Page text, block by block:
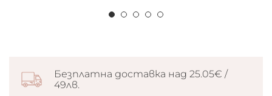
Безплатна доставка над 25.05€ /
49лв.